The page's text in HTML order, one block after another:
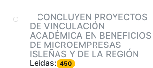
CONCLUYEN PROYECTOS
DE VINCULACIÓN
ACADÉMICA EN BENEFICIOS
DE MICROEMPRESAS
ISLEÑAS Y DE LA REGIÓN
Leidas: 450